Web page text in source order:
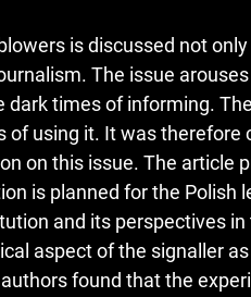
is discussed not
The issue
dark times of informing.
of using it. It was
on this issue. The article
is planned for the Polish
and its perspectives
aspect of the signaller
found that the